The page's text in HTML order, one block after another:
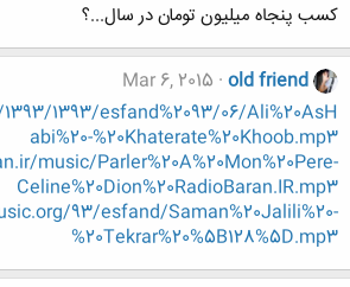
کسب پنجاه میلیون تومان در سال...؟
old friend
Mar 6, 2015
1393/esfand%2093/06/Ali%20AsH
abi%20-%20Khaterate%20Khoob.mp3
music/Parler%20A%20Mon%20Pere-
Celine%20Dion%20RadioBaran.IR.mp3
93/esfand/Saman%20Jalili%20-
%20Tekrar%20%5B128%5D.mp3